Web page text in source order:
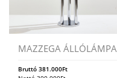
MAZZEGA ÁLLÓLÁMPA
Bruttó 381.000Ft